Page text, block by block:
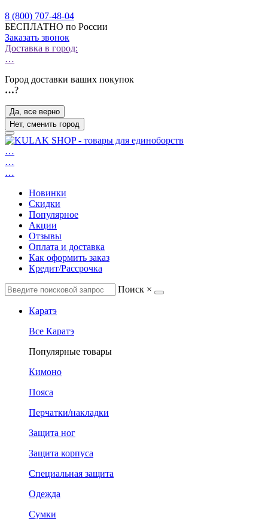
8 (800) 707-48-04
БЕСПЛАТНО по России
Заказать звонок
Доставка в город:
…
Город доставки ваших покупок
…?
Да, все верно
Нет, сменить город
…
…
…
Новинки
Скидки
Популярное
Акции
Отзывы
Оплата и доставка
Как оформить заказ
Кредит/Рассрочка
Поиск ×
Каратэ
Все Каратэ
Популярные товары
Кимоно
Пояса
Перчатки/накладки
Защита ног
Защита корпуса
Специальная защита
Одежда
Сумки